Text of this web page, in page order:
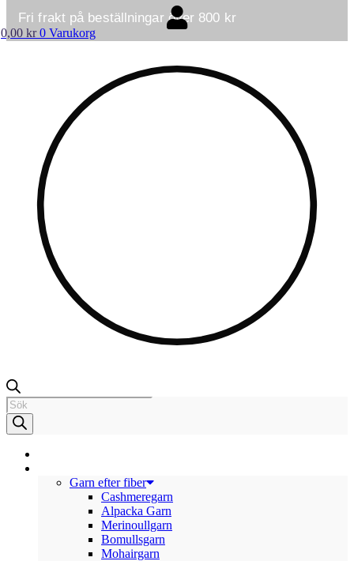
Hoppa
till
innehåll
Fri frakt på beställningar över 800 kr
0,00 kr 0 Varukorg
Products
search
Garn efter fiber
Cashmeregarn
Alpacka Garn
Merinoullgarn
Bomullsgarn
Mohairgarn